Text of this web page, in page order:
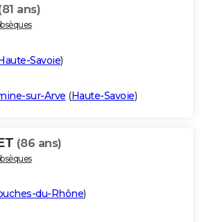
ans)
Savoie)
sur-Arve (Haute-Savoie)
(86 ans)
du-Rhône)